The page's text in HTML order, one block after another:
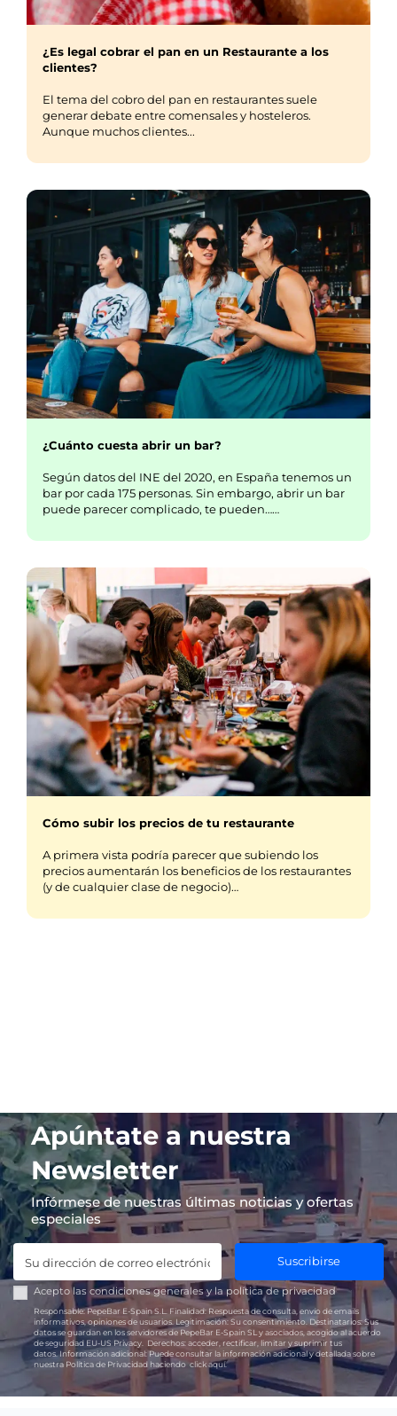
¿Es legal cobrar el pan en un Restaurante a los
clientes?
El tema del cobro del pan en restaurantes suele
generar debate entre comensales y hosteleros.
Aunque muchos clientes...
¿Cuánto cuesta abrir un bar?
Según datos del INE del 2020, en España tenemos un
bar por cada 175 personas. Sin embargo, abrir un bar
puede parecer complicado, te pueden……
Cómo subir los precios de tu restaurante
A primera vista podría parecer que subiendo los
precios aumentarán los beneficios de los restaurantes
(y de cualquier clase de negocio)…
Apúntate a nuestra
Newsletter
Infórmese de nuestras últimas noticias y ofertas
especiales
Suscribirse
Acepto las condiciones generales y lapolítica de privacidad
Responsable:PepeBar E-Spain S.L. Finalidad: Respuesta de consulta, envío de emails
informativos, opiniones de usuarios. Legitimación: Su consentimiento. Destinatarios:Sus
datos se guardan en los servidores de PepeBar E-Spain SL y asociados, acogido al acuerdo
de seguridad EU-US Privacy.
Derechos: acceder, rectificar, limitar y suprimir tus
datos.Información adicional:Puede consultar la información adicional y detallada sobre
nuestra Política de Privacidad haciendoclick aquí.